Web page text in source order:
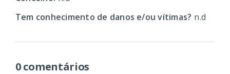
Tem conhecimento de danos e/ou vítimas? n.d
0 comentários